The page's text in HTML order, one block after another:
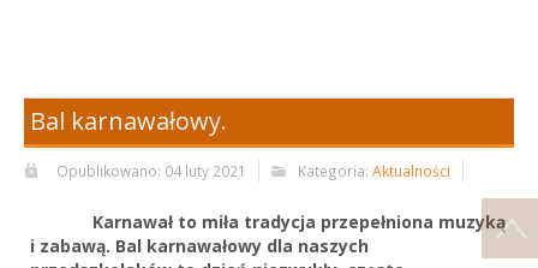
Bal karnawałowy.
Opublikowano: 04 luty 2021 Kategoria: Aktualności
Karnawał to miła tradycja przepełniona muzyką
i zabawą. Bal karnawałowy dla naszych